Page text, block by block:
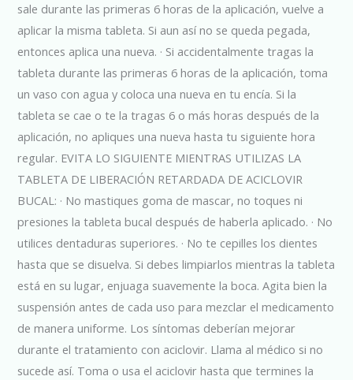
sale durante las primeras 6 horas de la aplicación, vuelve a
aplicar la misma tableta. Si aun así no se queda pegada,
entonces aplica una nueva. · Si accidentalmente tragas la
tableta durante las primeras 6 horas de la aplicación, toma
un vaso con agua y coloca una nueva en tu encía. Si la
tableta se cae o te la tragas 6 o más horas después de la
aplicación, no apliques una nueva hasta tu siguiente hora
regular. EVITA LO SIGUIENTE MIENTRAS UTILIZAS LA
TABLETA DE LIBERACIÓN RETARDADA DE ACICLOVIR
BUCAL: · No mastiques goma de mascar, no toques ni
presiones la tableta bucal después de haberla aplicado. · No
utilices dentaduras superiores. · No te cepilles los dientes
hasta que se disuelva. Si debes limpiarlos mientras la tableta
está en su lugar, enjuaga suavemente la boca. Agita bien la
suspensión antes de cada uso para mezclar el medicamento
de manera uniforme. Los síntomas deberían mejorar
durante el tratamiento con aciclovir. Llama al médico si no
sucede así. Toma o usa el aciclovir hasta que termines la